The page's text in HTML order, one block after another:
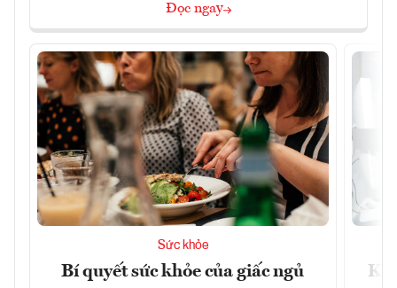
Đọc ngay
Sức khỏe
Bí quyết sức khỏe của giấc ngủ